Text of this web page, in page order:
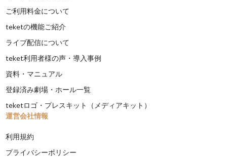
ご利用料金について
teketの機能ご紹介
ライブ配信について
teket利用者様の声・導入事例
資料・マニュアル
登録済み劇場・ホール一覧
teketロゴ・プレスキット（メディアキット）
運営会社情報
利用規約
プライバシーポリシー